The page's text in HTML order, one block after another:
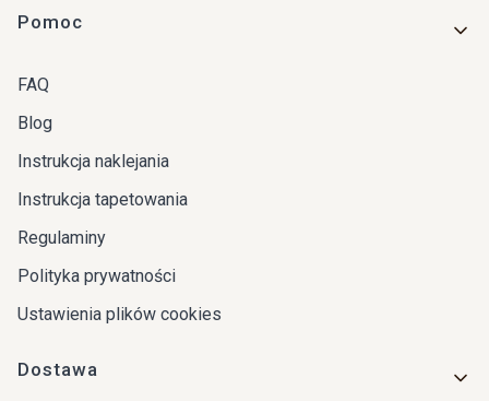
Linki w stopce
Pomoc
FAQ
Blog
Instrukcja naklejania
Instrukcja tapetowania
Regulaminy
Polityka prywatności
Ustawienia plików cookies
Dostawa